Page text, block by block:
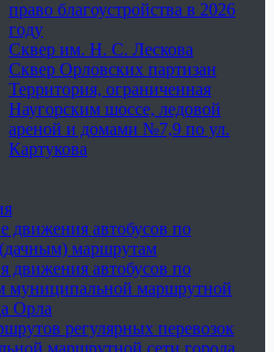
право благоустройства в 2026
году
Сквер им. Н. С. Лескова
Сквер Орловских партизан
Территория, ограниченная
Наугорским шоссе, ледовой
ареной и домами №7,9 по ул.
Картукова
движения автобусов по
маршрутам
движения автобусов по
муниципальной маршрутной
Орла
регулярных перевозок
маршрутной сети города